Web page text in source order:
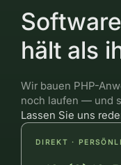
hält als
Wir bauen PHP-
noch laufen — und
Lassen Sie uns
DIREKT ·